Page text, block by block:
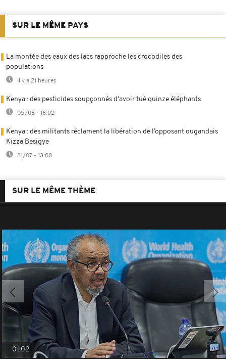
SUR LE MÊME PAYS
La montée des eaux des lacs rapproche les crocodiles des
populations
Il y a 21 heures
Kenya : des pesticides soupçonnés d'avoir tué quinze éléphants
05/08 - 18:02
Kenya : des militants réclament la libération de l’opposant ougandais
Kizza Besigye
31/07 - 13:00
SUR LE MÊME THÈME
01:02